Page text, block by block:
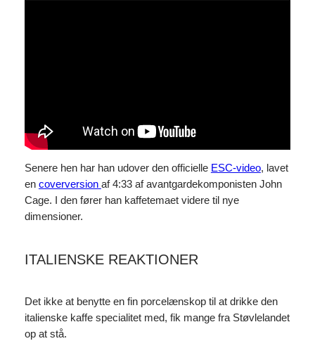
Senere hen har han udover den officielle ESC-video, lavet
en coverversion af 4:33 af avantgardekomponisten John
Cage. I den fører han kaffetemaet videre til nye
dimensioner.
ITALIENSKE REAKTIONER
Det ikke at benytte en fin porcelænskop til at drikke den
italienske kaffe specialitet med, fik mange fra Støvlelandet
op at stå.